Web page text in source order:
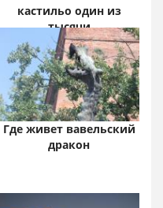
кастильо один из
тысячи
Где живет вавельский
дракон